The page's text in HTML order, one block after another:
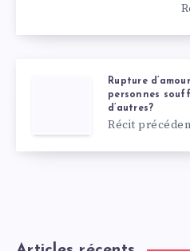
Rupture
personnes
d’autres?
Récit